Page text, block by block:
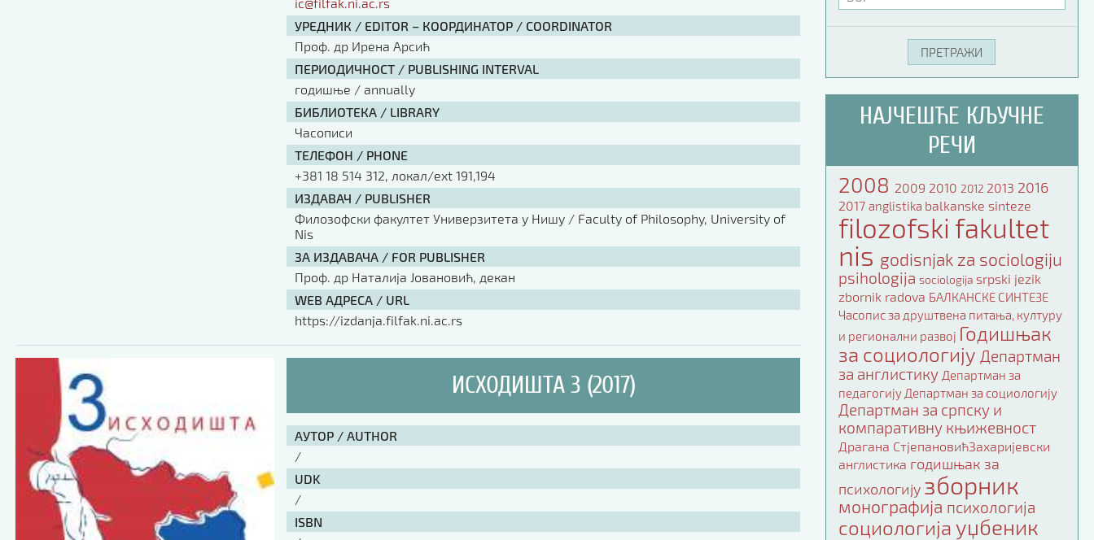
УРЕДНИК / EDITOR – КООРДИНАТОР / COORDINATOR
Проф. др Ирена Арсић
ПЕРИОДИЧНОСТ / PUBLISHING INTERVAL
годишње / annually
БИБЛИОТЕКА / LIBRARY
Часописи
ТЕЛЕФОН / PHONE
+381 18 514 312, локал/ext 191,194
ИЗДАВАЧ / PUBLISHER
Филозофски факултет Универзитета у Нишу / Faculty of Philosophy, University of
Nis
ЗА ИЗДАВАЧА / FOR PUBLISHER
Проф. др Наталија Јовановић, декан
WEB АДРЕСА / URL
https://izdanja.filfak.ni.ac.rs
ИСХОДИШТА 3 (2017)
АУТОР / AUTHOR
/
UDK
/
ISBN
НАЈЧЕШЋЕ КЉУЧНЕ
РЕЧИ
2008 2009 2010 2012 2013 2016
2017 anglistika balkanske sinteze
filozofski fakultet
nis godisnjak za sociologiju
psihologija sociologija srpski jezik
zbornik radova БАЛКАНСКЕ СИНТЕЗЕ
Часопис за друштвена питања, културу
и регионални развој Годишњак
за социологију Департман
за англистику Департман за
педагогију Департман за социологију
Департман за српску и
компаративну књижевност
Драгана СтјепановићЗахаријевски
англистика годишњак за
психологију зборник
монографија психологија
социологија уџбеник